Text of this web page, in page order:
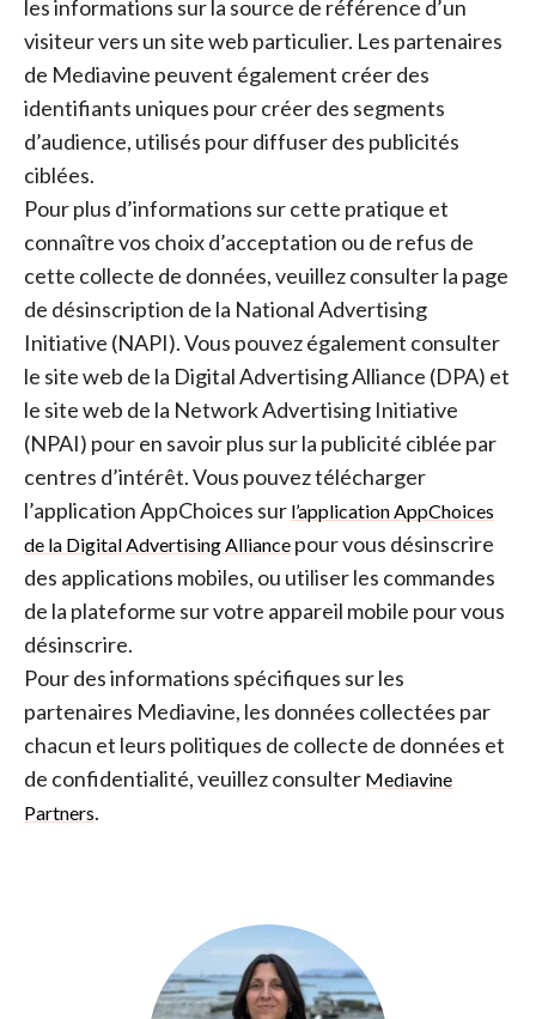
les informations sur la source de référence d’un
visiteur vers un site web particulier. Les partenaires
de Mediavine peuvent également créer des
identifiants uniques pour créer des segments
d’audience, utilisés pour diffuser des publicités
ciblées.
Pour plus d’informations sur cette pratique et
connaître vos choix d’acceptation ou de refus de
cette collecte de données, veuillez consulter la page
de désinscription de la National Advertising
Initiative (NAPI). Vous pouvez également consulter
le site web de la Digital Advertising Alliance (DPA) et
le site web de la Network Advertising Initiative
(NPAI) pour en savoir plus sur la publicité ciblée par
centres d’intérêt. Vous pouvez télécharger
l’application AppChoices sur l’application AppChoices
de la Digital Advertising Alliance pour vous désinscrire
des applications mobiles, ou utiliser les commandes
de la plateforme sur votre appareil mobile pour vous
désinscrire.
Pour des informations spécifiques sur les
partenaires Mediavine, les données collectées par
chacun et leurs politiques de collecte de données et
de confidentialité, veuillez consulter Mediavine
Partners.